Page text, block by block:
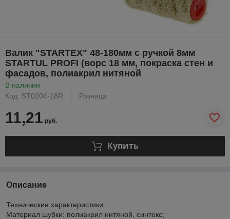
Валик "STARTEX" 48-180мм с ручкой 8мм
STARTUL PROFI (ворс 18 мм, покраска стен и
фасадов, полиакрил нитяной
В наличии
Код: ST0204-18R
Розница
11,21 руб.
Купить
Описание
Технические характеристики:
Материал шубки: полиакрил нитяной, синтекс;